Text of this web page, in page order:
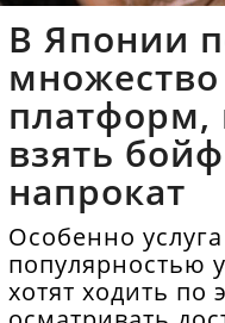
В Японии
взять
напрокат
Особенно
популярностью
хотят ходить по